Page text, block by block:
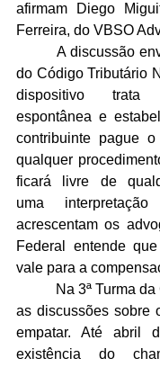
afirmam Diego
Ferreira, do VBSO
do Código Tributário
dispositivo
espontânea e
contribuinte pague
qualquer
ficará livre de
uma
acrescentam os
Federal entende
vale para a
as discussões sobre
empatar. Até abril
existência do